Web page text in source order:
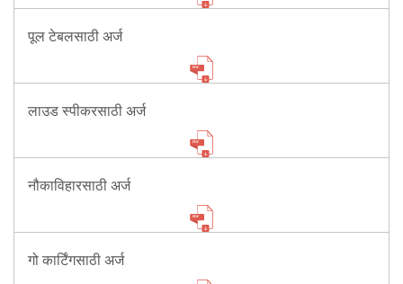
Press Release
Crime Review
Recruitment
Good Work
Contact Us
Police Station Incharge
Divisional ACP′s
पूल टेबलसाठी अर्ज
लाउड स्पीकरसाठी अर्ज
नौकाविहारसाठी अर्ज
गो कार्टिंगसाठी अर्ज